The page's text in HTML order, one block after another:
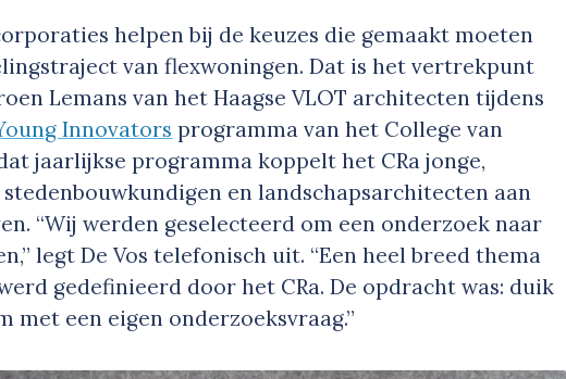
helpen bij de keuzes die gemaakt moeten
van flexwoningen. Dat is het vertrekpunt
Lemans van het Haagse VLOT architecten tijdens
Innovators programma van het College van
jaarlijkse programma koppelt het CRa jonge,
en landschapsarchitecten aan
“Wij werden geselecteerd om een onderzoek naar
legt De Vos telefonisch uit. “Een heel breed thema
gedefinieerd door het CRa. De opdracht was: duik
met een eigen onderzoeksvraag.”